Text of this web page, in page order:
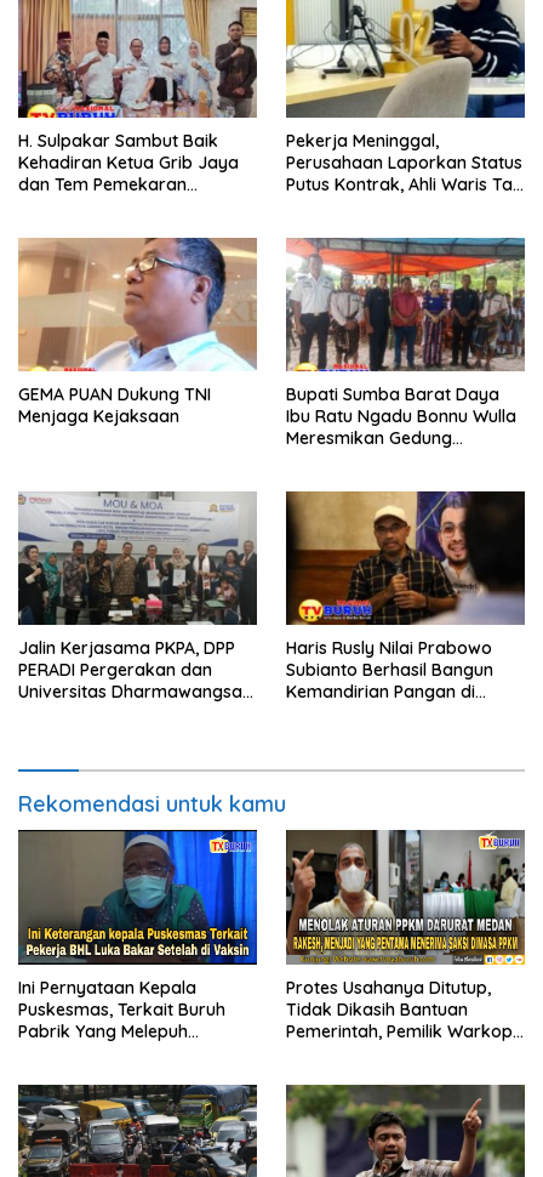
H. Sulpakar Sambut Baik
Kehadiran Ketua Grib Jaya
dan Tem Pemekaran
Pekerja Meninggal,
Perusahaan Laporkan Status
Putus Kontrak, Ahli Waris Tak
GEMA PUAN Dukung TNI
Menjaga Kejaksaan
Bupati Sumba Barat Daya
Ibu Ratu Ngadu Bonnu Wulla
Meresmikan Gedung
Jalin Kerjasama PKPA, DPP
PERADI Pergerakan dan
Universitas Dharmawangsa
Haris Rusly Nilai Prabowo
Subianto Berhasil Bangun
Kemandirian Pangan di
Rekomendasi untuk kamu
Ini Pernyataan Kepala
Puskesmas, Terkait Buruh
Pabrik Yang Melepuh
Protes Usahanya Ditutup,
Tidak Dikasih Bantuan
Pemerintah, Pemilik Warkop